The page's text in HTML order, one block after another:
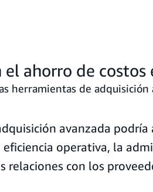
ahorro de costos
herramientas de adquisición
avanzada podría
operativa, la
relaciones con los